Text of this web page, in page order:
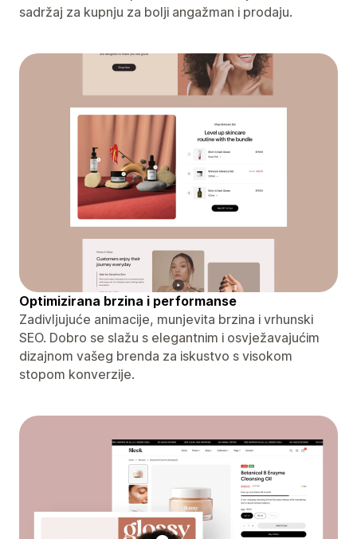
sadržaj za kupnju za bolji angažman i prodaju.
Optimizirana brzina i performanse
Zadivljujuće animacije, munjevita brzina i vrhunski
SEO. Dobro se slažu s elegantnim i osvježavajućim
dizajnom vašeg brenda za iskustvo s visokom
stopom konverzije.